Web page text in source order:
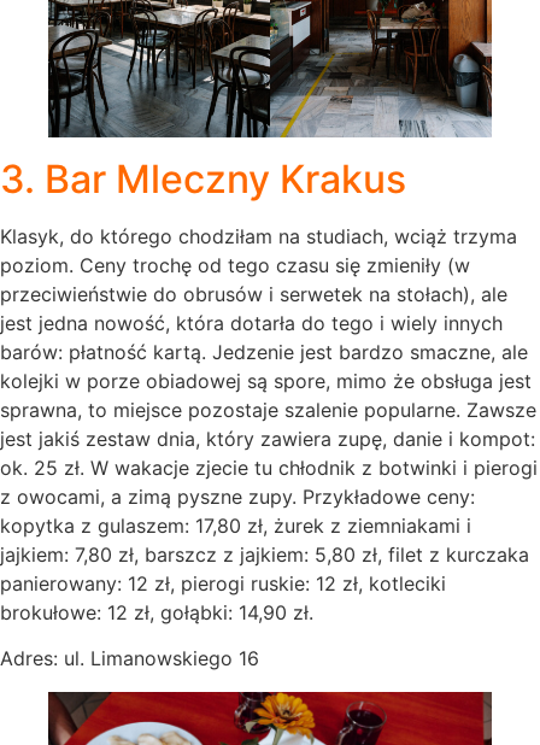
3. Bar Mleczny Krakus
Klasyk, do którego chodziłam na studiach, wciąż trzyma
poziom. Ceny trochę od tego czasu się zmieniły (w
przeciwieństwie do obrusów i serwetek na stołach), ale
jest jedna nowość, która dotarła do tego i wiely innych
barów: płatność kartą. Jedzenie jest bardzo smaczne, ale
kolejki w porze obiadowej są spore, mimo że obsługa jest
sprawna, to miejsce pozostaje szalenie popularne. Zawsze
jest jakiś zestaw dnia, który zawiera zupę, danie i kompot:
ok. 25 zł. W wakacje zjecie tu chłodnik z botwinki i pierogi
z owocami, a zimą pyszne zupy. Przykładowe ceny:
kopytka z gulaszem: 17,80 zł, żurek z ziemniakami i
jajkiem: 7,80 zł, barszcz z jajkiem: 5,80 zł, filet z kurczaka
panierowany: 12 zł, pierogi ruskie: 12 zł, kotleciki
brokułowe: 12 zł, gołąbki: 14,90 zł.
Adres: ul. Limanowskiego 16